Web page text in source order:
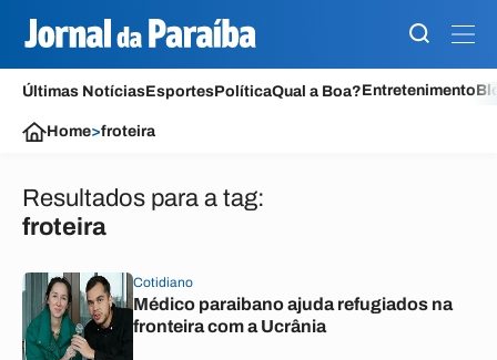
Últimas NotíciasEsportesPolíticaQual a Boa?Entretenimento
Home>froteira
Resultados para a tag:
froteira
Cotidiano
Médico paraibano ajuda refugiados na
fronteira com a Ucrânia